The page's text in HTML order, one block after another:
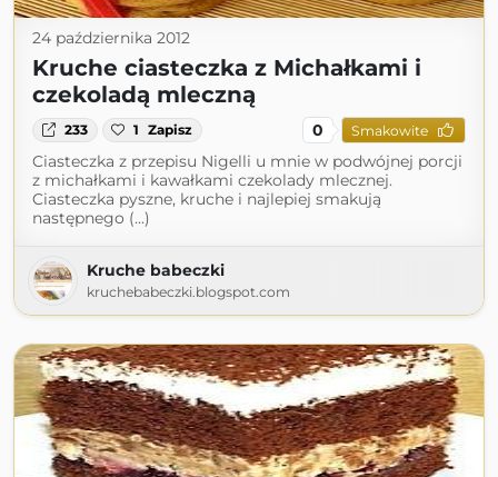
24 października 2012
Kruche ciasteczka z Michałkami i
czekoladą mleczną
233 1 Zapisz 0 Smakowite
Ciasteczka z przepisu Nigelli u mnie w podwójnej porcji
z michałkami i kawałkami czekolady mlecznej.
Ciasteczka pyszne, kruche i najlepiej smakują
następnego (...)
Kruche babeczki
kruchebabeczki.blogspot.com